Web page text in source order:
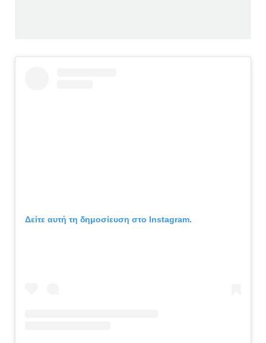
Δείτε αυτή τη δημοσίευση στο Instagram.